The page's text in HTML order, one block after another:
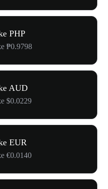
PHP
₱0.9798
AUD
$0.0229
EUR
€0.0140